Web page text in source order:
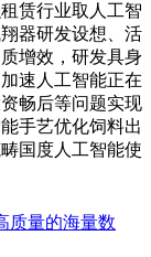
赁行业取人工智
器研发设想、活
增效，研发具身
速人工智能正在
畅后等问题实现
手艺优化饲料出
国度人工智能使
质量的海量数